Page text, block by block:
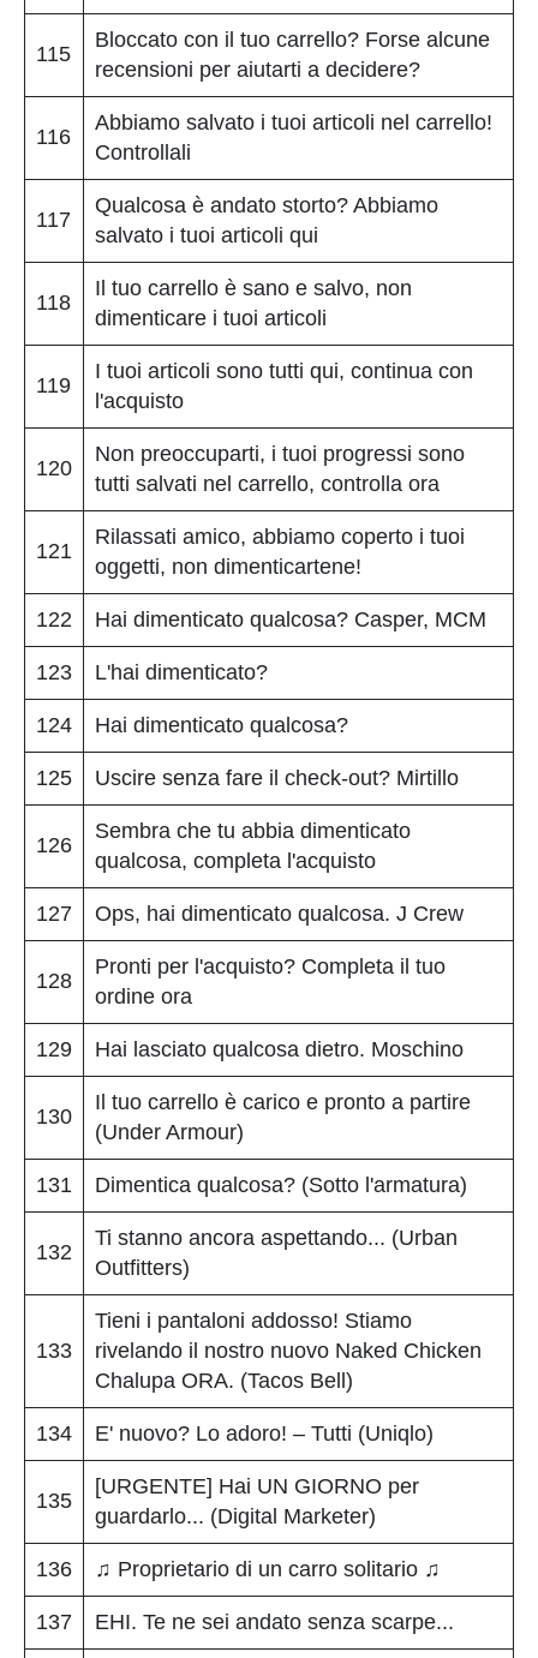
115
Bloccato con il tuo carrello? Forse alcune
recensioni per aiutarti a decidere?
116
Abbiamo salvato i tuoi articoli nel carrello!
Controllali
117
Qualcosa è andato storto? Abbiamo
salvato i tuoi articoli qui
118
Il tuo carrello è sano e salvo, non
dimenticare i tuoi articoli
119
I tuoi articoli sono tutti qui, continua con
l'acquisto
120
Non preoccuparti, i tuoi progressi sono
tutti salvati nel carrello, controlla ora
121
Rilassati amico, abbiamo coperto i tuoi
oggetti, non dimenticartene!
122 Hai dimenticato qualcosa? Casper, MCM
123 L'hai dimenticato?
124 Hai dimenticato qualcosa?
125 Uscire senza fare il check-out? Mirtillo
126
Sembra che tu abbia dimenticato
qualcosa, completa l'acquisto
127 Ops, hai dimenticato qualcosa. J Crew
128
Pronti per l'acquisto? Completa il tuo
ordine ora
129 Hai lasciato qualcosa dietro. Moschino
130
Il tuo carrello è carico e pronto a partire
(Under Armour)
131 Dimentica qualcosa? (Sotto l'armatura)
132
Ti stanno ancora aspettando... (Urban
Outfitters)
133
Tieni i pantaloni addosso! Stiamo
rivelando il nostro nuovo Naked Chicken
Chalupa ORA. (Tacos Bell)
134 E' nuovo? Lo adoro! – Tutti (Uniqlo)
135
[URGENTE] Hai UN GIORNO per
guardarlo... (Digital Marketer)
136 ♫ Proprietario di un carro solitario ♫
137 EHI. Te ne sei andato senza scarpe...